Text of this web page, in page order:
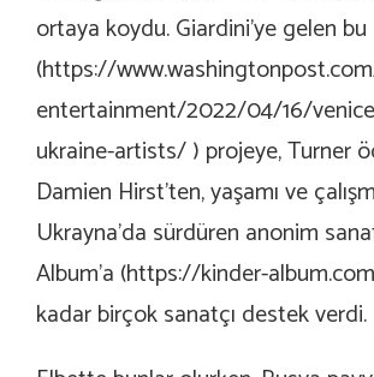
ortaya koydu. Giardini’ye gelen bu
(https://
entertainment/2022/04/16/
ukraine-artists/) projeye, Turner
Damien Hirst’ten, yaşamı ve
Ukrayna’da sürdüren anonim
Album’a (https://kinder-
kadar birçok sanatçı destek verdi.